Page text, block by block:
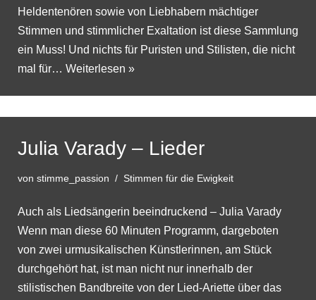
Heldentenören sowie von Liebhabern mächtiger
Stimmen und stimmlicher Exaltation ist diese Sammlung
ein Muss! Und nichts für Puristen und Stilisten, die nicht
mal für… Weiterlesen »
Julia Varady – Lieder
von stimme_passion Stimmen für die Ewigkeit
Auch als Liedsängerin beeindruckend – Julia Varady
Wenn man diese 60 Minuten Programm, dargeboten
von zwei urmusikalischen Künstlerinnen, am Stück
durchgehört hat, ist man nicht nur innerhalb der
stilistischen Bandbreite von der Lied-Ariette über das